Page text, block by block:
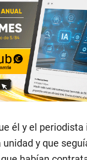
él y el
y que